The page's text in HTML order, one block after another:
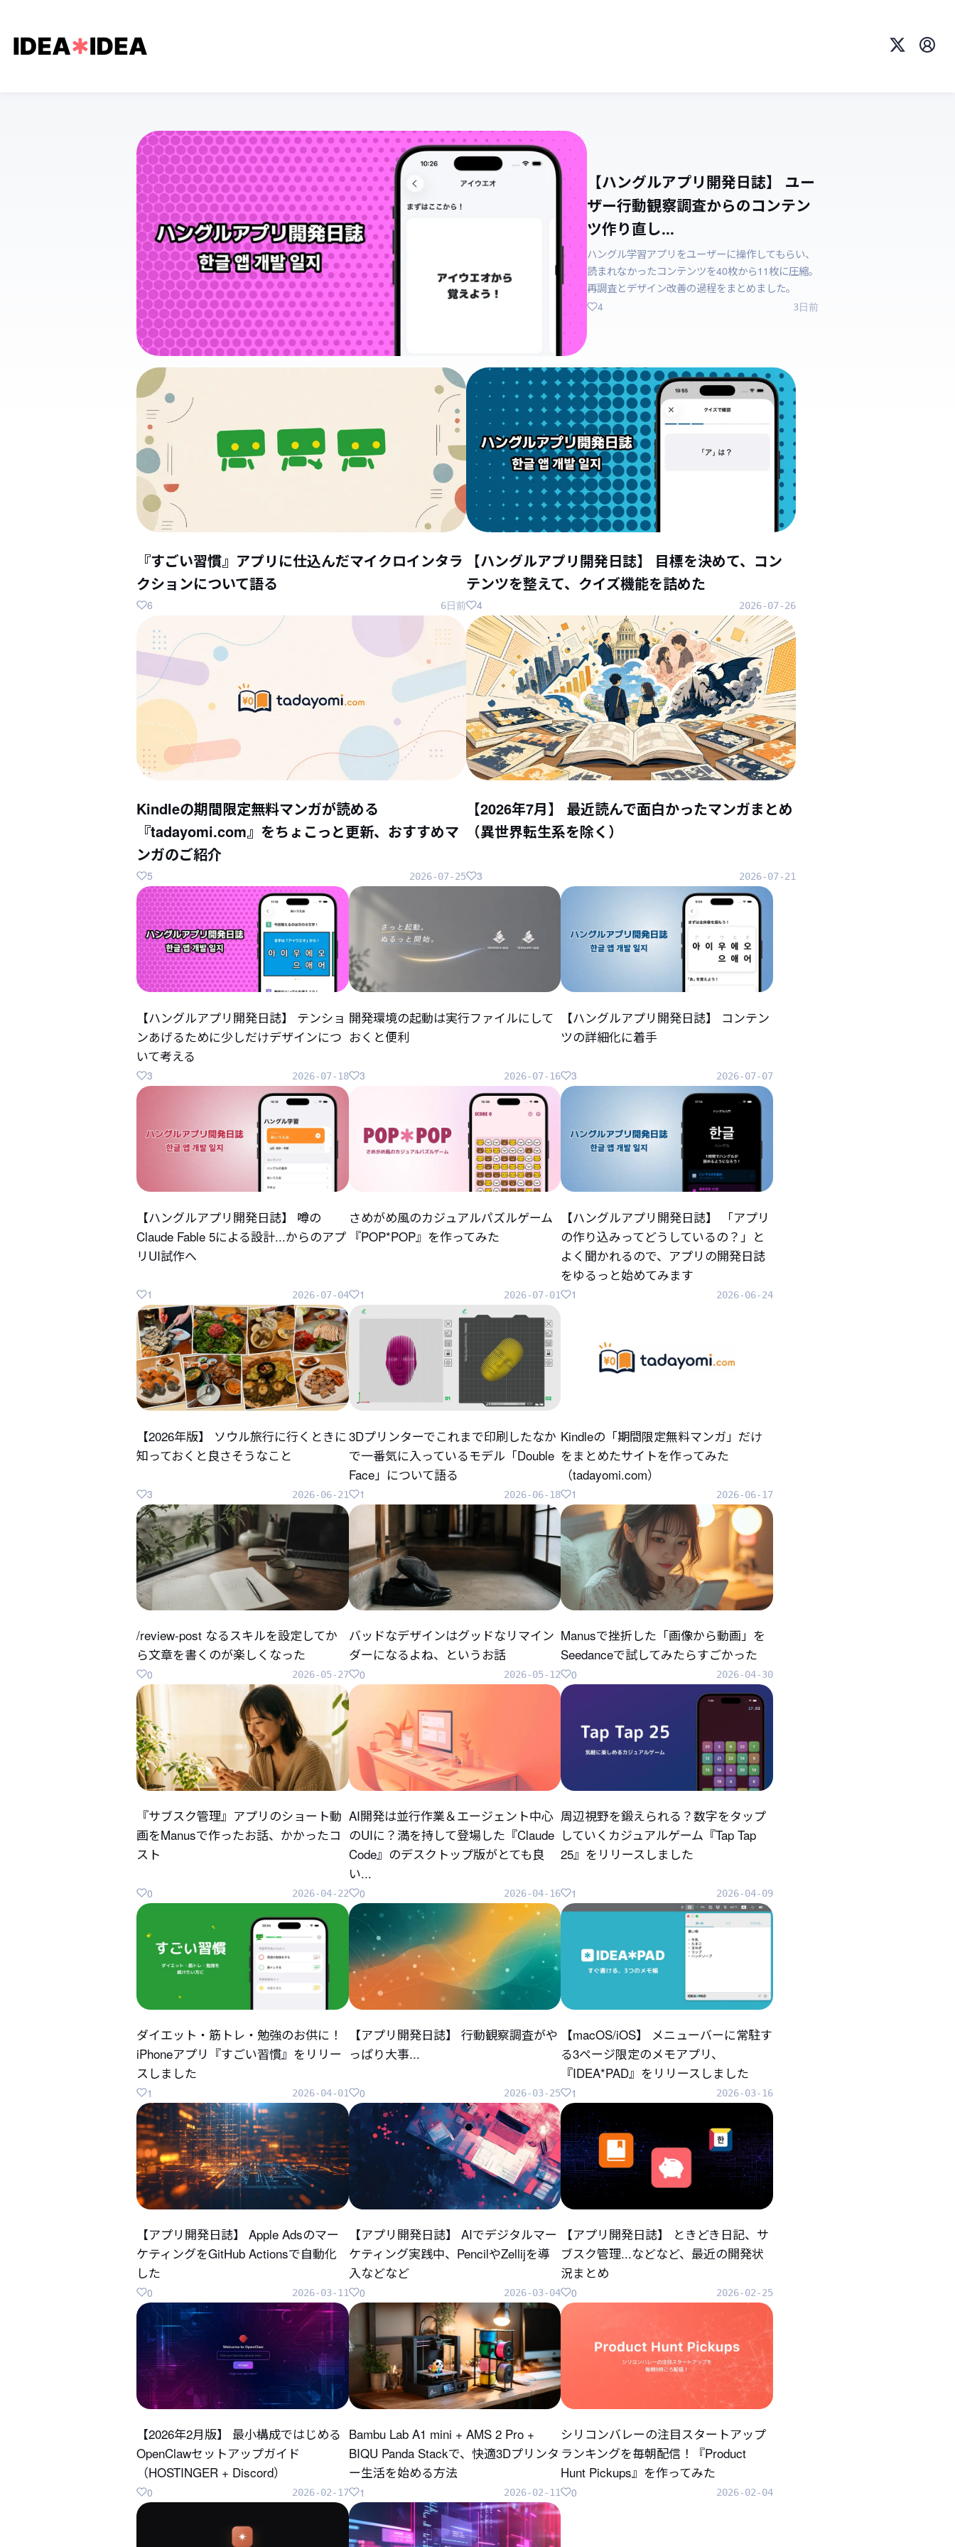
X プロ
【ハングルアプリ開発日誌】 ユー
ザー行動観察調査からのコンテン
ツ作り直し...
ハングル学習アプリをユーザーに操作してもらい、
読まれなかったコンテンツを40枚から11枚に圧縮。
再調査とデザイン改善の過程をまとめました。
3日前
4
『すごい習慣』アプリに仕込んだマイクロインタラ
クションについて語る
6日前
6
【ハングルアプリ開発日誌】 目標を決めて、コン
テンツを整えて、クイズ機能を詰めた
2026-07-26
4
Kindleの期間限定無料マンガが読める
『tadayomi.com』をちょこっと更新、おすすめマ
ンガのご紹介
2026-07-25
5
【2026年7月】 最近読んで面白かったマンガまとめ
（異世界転生系を除く）
2026-07-21
3
【ハングルアプリ開発日誌】 テンショ
ンあげるために少しだけデザインにつ
いて考える
2026-07-18
3
開発環境の起動は実行ファイルにして
おくと便利
2026-07-16
3
【ハングルアプリ開発日誌】 コンテン
ツの詳細化に着手
2026-07-07
3
【ハングルアプリ開発日誌】 噂の
Claude Fable 5による設計...からのアプ
リUI試作へ
2026-07-04
1
さめがめ風のカジュアルパズルゲーム
『POP*POP』を作ってみた
2026-07-01
1
【ハングルアプリ開発日誌】 「アプリ
の作り込みってどうしているの？」と
よく聞かれるので、アプリの開発日誌
をゆるっと始めてみます
2026-06-24
1
【2026年版】 ソウル旅行に行くときに
知っておくと良さそうなこと
2026-06-21
3
3Dプリンターでこれまで印刷したなか
で一番気に入っているモデル「Double
Face」について語る
2026-06-18
1
Kindleの「期間限定無料マンガ」だけ
をまとめたサイトを作ってみた
（tadayomi.com）
2026-06-17
1
/review-post なるスキルを設定してか
ら文章を書くのが楽しくなった
2026-05-27
0
バッドなデザインはグッドなリマイン
ダーになるよね、というお話
2026-05-12
0
Manusで挫折した「画像から動画」を
Seedanceで試してみたらすごかった
2026-04-30
0
『サブスク管理』アプリのショート動
画をManusで作ったお話、かかったコ
スト
2026-04-22
0
AI開発は並行作業＆エージェント中心
のUIに？満を持して登場した『Claude
Code』のデスクトップ版がとても良
い...
2026-04-16
0
周辺視野を鍛えられる？数字をタップ
していくカジュアルゲーム『Tap Tap
25』をリリースしました
2026-04-09
1
ダイエット・筋トレ・勉強のお供に！
iPhoneアプリ『すごい習慣』をリリー
スしました
2026-04-01
1
【アプリ開発日誌】 行動観察調査がや
っぱり大事...
2026-03-25
0
【macOS/iOS】 メニューバーに常駐す
る3ページ限定のメモアプリ、
『IDEA*PAD』をリリースしました
2026-03-16
1
【アプリ開発日誌】 Apple Adsのマー
ケティングをGitHub Actionsで自動化
した
2026-03-11
0
【アプリ開発日誌】 AIでデジタルマー
ケティング実践中、PencilやZellijを導
入などなど
2026-03-04
0
【アプリ開発日誌】 ときどき日記、サ
ブスク管理...などなど、最近の開発状
況まとめ
2026-02-25
0
【2026年2月版】 最小構成ではじめる
OpenClawセットアップガイド
（HOSTINGER + Discord）
2026-02-17
0
Bambu Lab A1 mini + AMS 2 Pro +
BIQU Panda Stackで、快適3Dプリンタ
ー生活を始める方法
2026-02-11
1
シリコンバレーの注目スタートアップ
ランキングを毎朝配信！『Product
Hunt Pickups』を作ってみた
2026-02-04
0